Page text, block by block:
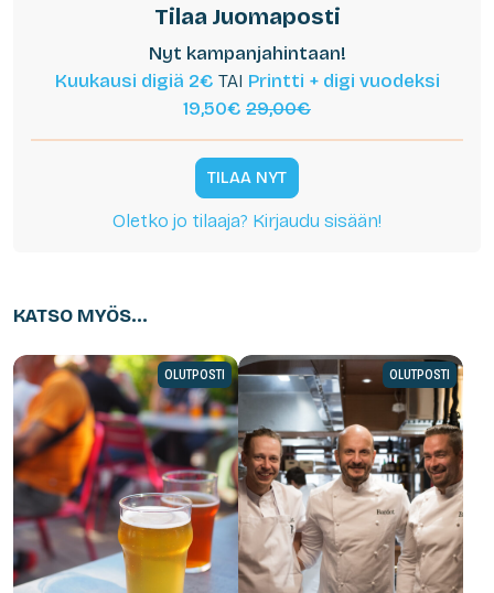
Tilaa Juomaposti
Nyt kampanjahintaan!
Kuukausi digiä 2€ TAI Printti + digi vuodeksi
19,50€ 29,00€
TILAA NYT
Oletko jo tilaaja? Kirjaudu sisään!
KATSO MYÖS...
OLUTPOSTI OLUTPOSTI